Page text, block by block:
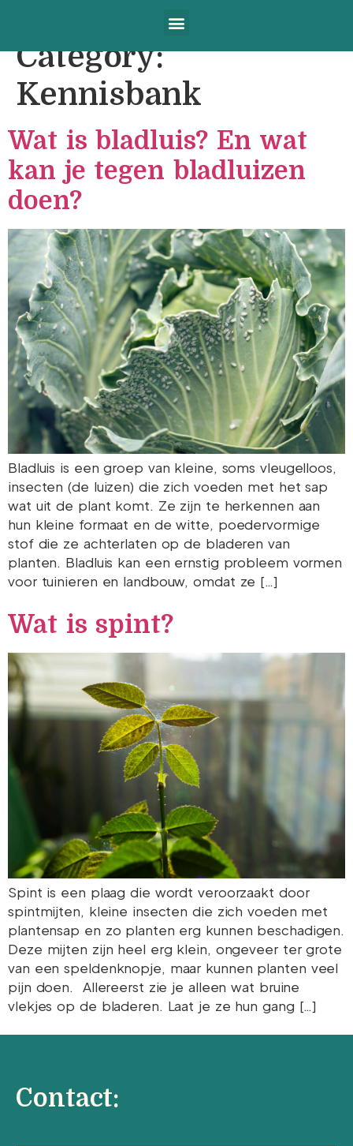
Category:
Kennisbank
Wat is bladluis? En wat
kan je tegen bladluizen
doen?
Bladluis is een groep van kleine, soms vleugelloos,
insecten (de luizen) die zich voeden met het sap
wat uit de plant komt. Ze zijn te herkennen aan
hun kleine formaat en de witte, poedervormige
stof die ze achterlaten op de bladeren van
planten. Bladluis kan een ernstig probleem vormen
voor tuinieren en landbouw, omdat ze […]
Wat is spint?
Spint is een plaag die wordt veroorzaakt door
spintmijten, kleine insecten die zich voeden met
plantensap en zo planten erg kunnen beschadigen.
Deze mijten zijn heel erg klein, ongeveer ter grote
van een speldenknopje, maar kunnen planten veel
pijn doen. Allereerst zie je alleen wat bruine
vlekjes op de bladeren. Laat je ze hun gang […]
Contact: